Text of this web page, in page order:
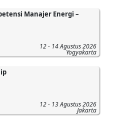
Manajer Energi –
12 - 14 Agustus 2026
Yogyakarta
12 - 13 Agustus 2026
Jakarta